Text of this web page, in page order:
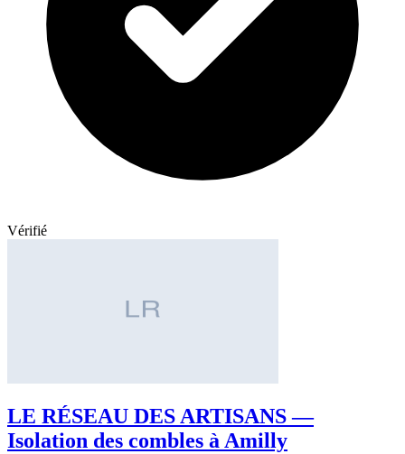
Vérifié
LE RÉSEAU DES ARTISANS —
Isolation des combles à Amilly